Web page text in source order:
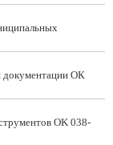
документации ОК
OK 038-